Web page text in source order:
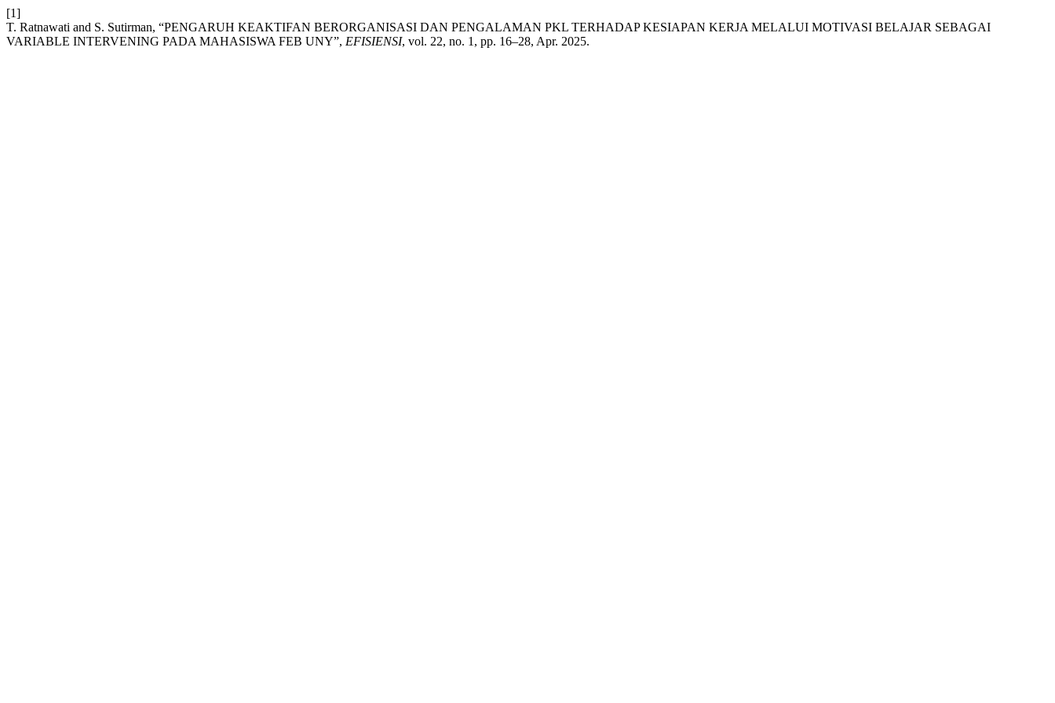
[1]
T. Ratnawati and S. Sutirman, “PENGARUH KEAKTIFAN BERORGANISASI DAN PENGALAMAN PKL TERHADAP KESIAPAN KERJA MELALUI MOTIVASI BELAJAR SEBAGAI
VARIABLE INTERVENING PADA MAHASISWA FEB UNY”, EFISIENSI, vol. 22, no. 1, pp. 16–28, Apr. 2025.